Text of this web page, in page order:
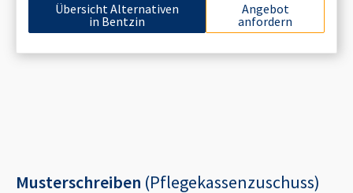
Übersicht Alternativen
in Bentzin
Angebot
anfordern
Musterschreiben (Pflegekassenzuschuss)